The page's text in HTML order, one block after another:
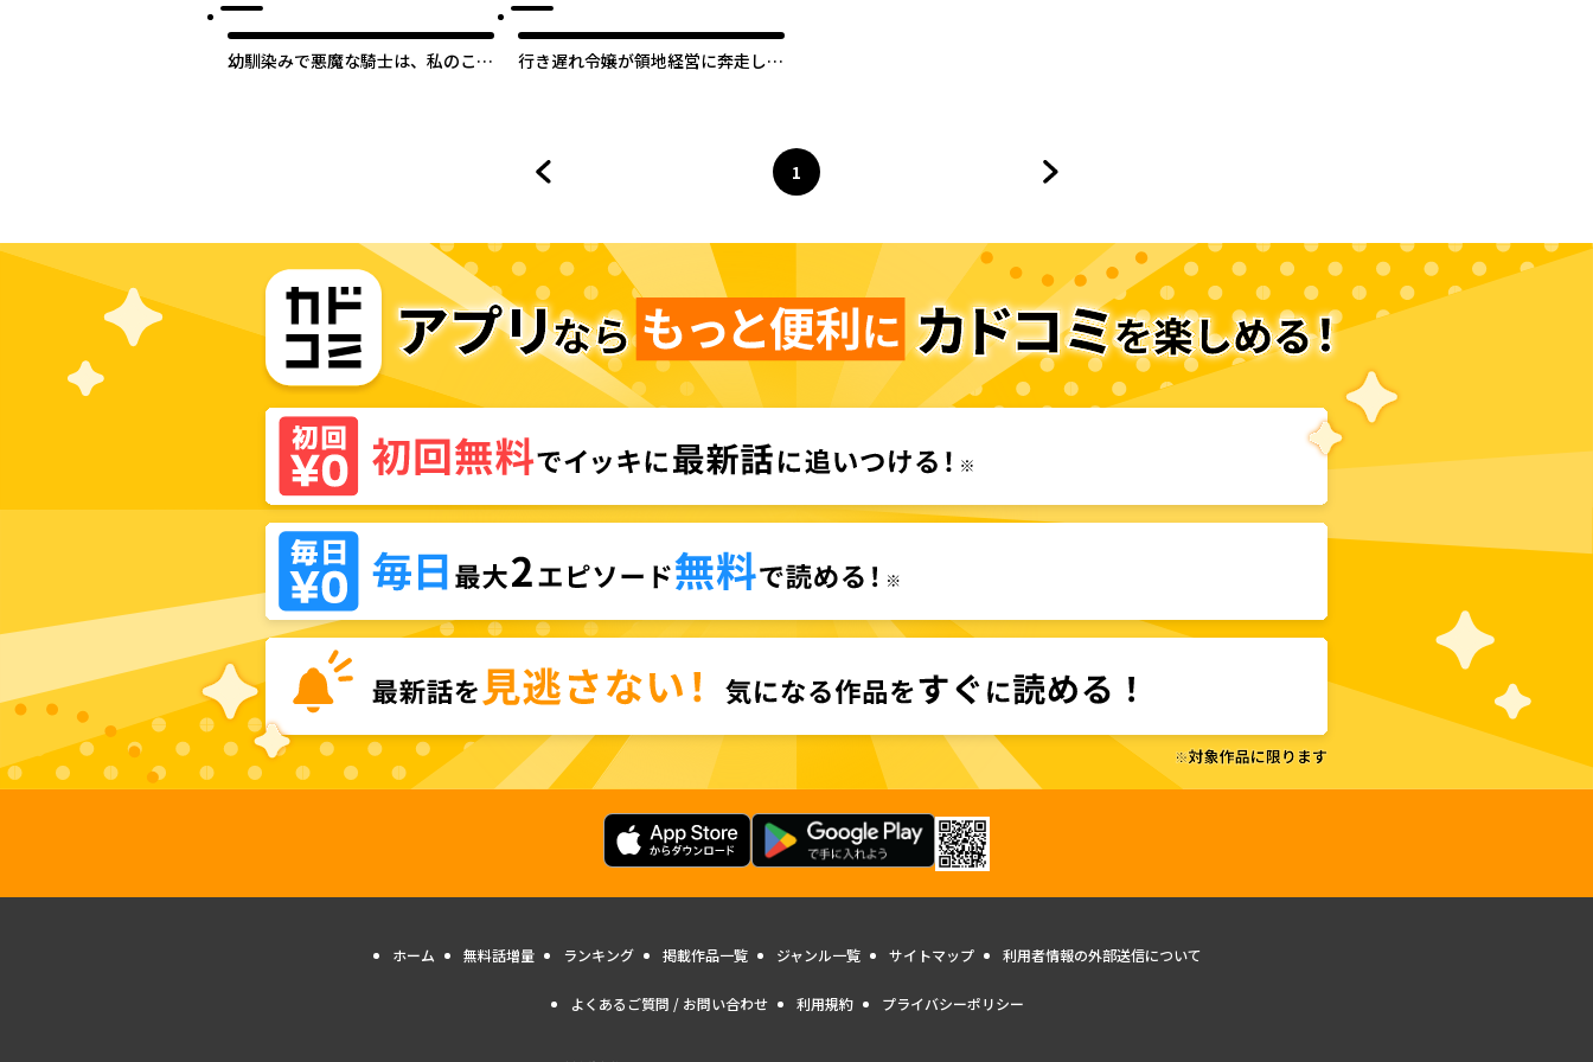
幼馴染みで悪魔な騎士は、私のこと
行き遅れ令嬢が領地経営に奔走して
ページ
1
へ
ホーム 無料話増量 ランキング 掲載作品一覧 ジャンル一覧 サイトマップ 利用者情報の外部送信について
よくあるご質問 / お問い合わせ 利用規約 プライバシーポリシー